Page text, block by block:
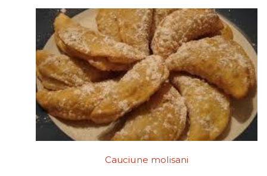
Cauciune molisani